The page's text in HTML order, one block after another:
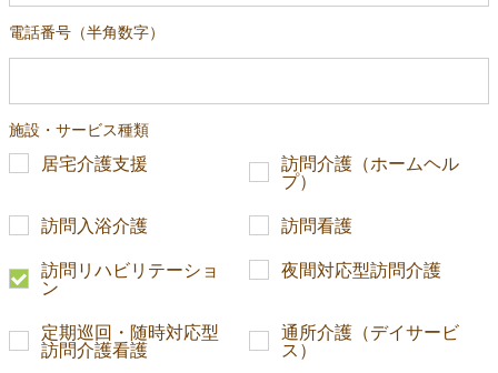
電話番号（半角数字）
施設・サービス種類
居宅介護支援
訪問介護（ホームヘル
プ）
訪問入浴介護 訪問看護
訪問リハビリテーショ
ン
夜間対応型訪問介護
定期巡回・随時対応型
訪問介護看護
通所介護（デイサービ
ス）